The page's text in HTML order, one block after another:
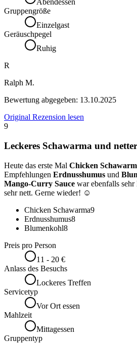
Abendessen
Gruppengröße
Einzelgast
Geräuschpegel
Ruhig
R
Ralph M.
Bewertung abgegeben: 13.10.2025
Original Rezension lesen
9
Leckeres Schawarma und
Heute das erste Mal Chicken
Empfehlungen Erdnusshumus und
Mango-Curry Sauce war ebenfalls
sehr nett. Gerne wieder! ☺️
Chicken Schawarma9
Erdnusshumus8
Blumenkohl8
Preis pro Person
11 - 20 €
Anlass des Besuchs
Lockeres Treffen
Servicetyp
Vor Ort essen
Mahlzeit
Mittagessen
Gruppentyp